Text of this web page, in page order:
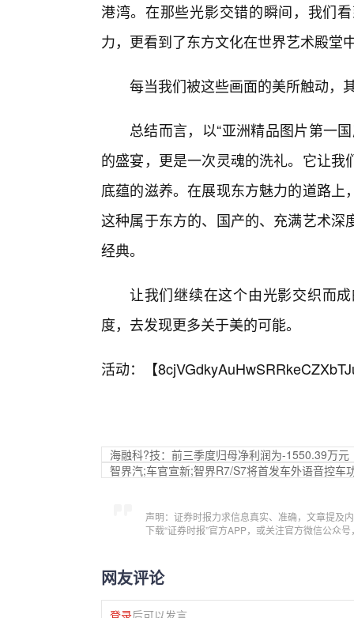
港湾。在那些光影交错的瞬间，我们
力，更看到了东方文化在世界艺术殿堂
每当我们被这些画面的美所触动，
总结而言，以“亚洲精品图片第一
的盛宴，更是一次灵魂的洗礼。它让
底蕴的滋养。在展现东方魅力的道路
这种属于东方的、国产的、充满艺术
经典。
让我们继续在这个由光影交织而
度，去发现更多关于美的可能。
活动：【
海融科?技：前三季度归母净利润为-1550.39万元
智界汽;车官宣新;智界R7/S7将首发车外语音控车
声明：证券时报力求信息真实、准确，文章提及
下载“证券时报”官方APP，或关注官方微信公众
网友评论